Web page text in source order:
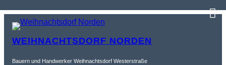
Inhalt
springen
WEIHNACHTSDORF NORDEN
Bauern und Handwerker Weihnachtsdorf Westerstraße